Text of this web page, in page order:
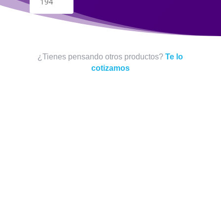
¿Tienes pensando otros productos?Te lo
cotizamos